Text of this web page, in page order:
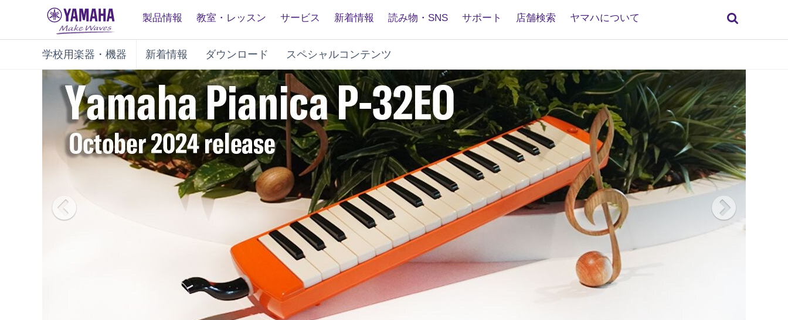
製品情報 教室・レッスン サービス 新着情報 読み物・SNS サポート 店舗検索 ヤマハについて
学校用楽器・機器 新着情報 ダウンロード スペシャルコンテンツ